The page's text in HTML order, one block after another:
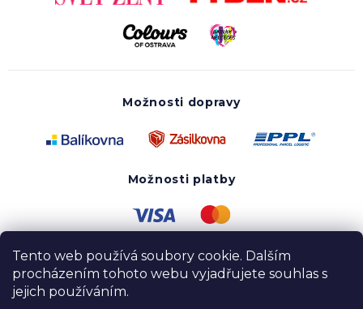
Tento web používá soubory cookie. Dalším
procházením tohoto webu vyjadřujete souhlas s
jejich používáním.
Možnosti dopravy
Možnosti platby